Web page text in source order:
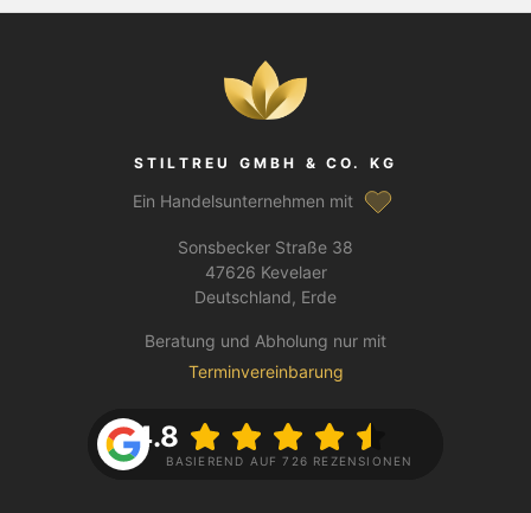
STILTREU GMBH & CO. KG
Ein Handelsunternehmen mit
Sonsbecker Straße 38
47626 Kevelaer
Deutschland, Erde
Beratung und Abholung nur mit
Terminvereinbarung
4.8
BASIEREND AUF 726 REZENSIONEN